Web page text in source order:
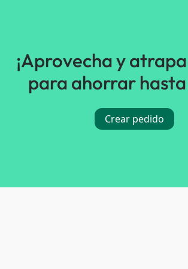
¡Aprovecha y
para ahorrar hasta
Crear pedido